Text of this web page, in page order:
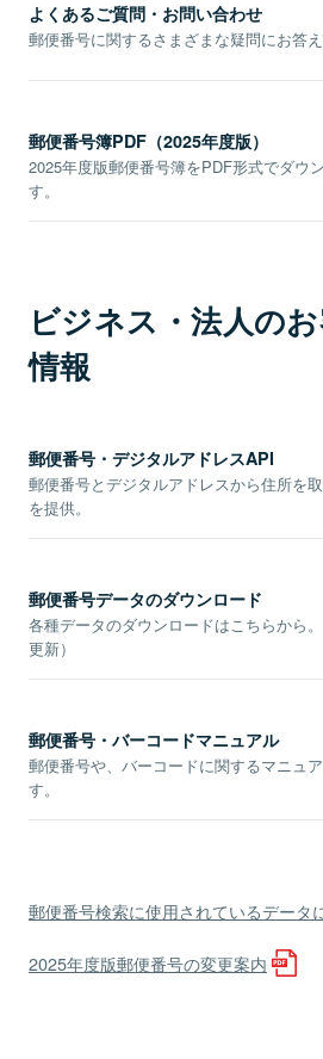
よくあるご質問・お問い合わせ
郵便番号に関するさまざまな疑問にお答え
郵便番号簿PDF（2025年度版）
2025年度版郵便番号簿をPDF形式でダウ
す。
ビジネス・法人の
情報
郵便番号・デジタルアドレスAPI
郵便番号とデジタルアドレスから住所を
を提供。
郵便番号データのダウンロード
各種データのダウンロードはこちらから
更新）
郵便番号・バーコードマニュアル
郵便番号や、バーコードに関するマニュ
す。
郵便番号検索に使用されているデータ
2025年度版郵便番号の変更案内